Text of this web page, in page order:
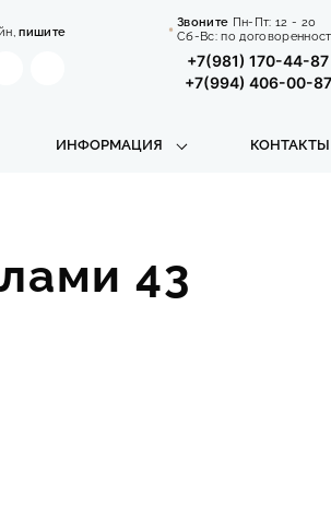
пишите
Звоните Пн-Пт: 12 - 20
Сб-Вс: по
+7(981) 170-44-87
+7(994) 406-00-87
ИНФОРМАЦИЯ КОНТАКТЫ
43